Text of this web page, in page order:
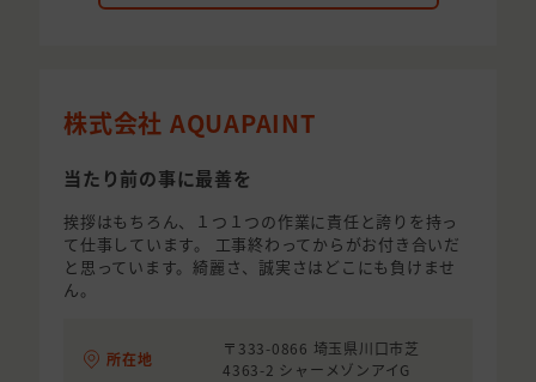
株式会社 AQUAPAINT
当たり前の事に最善を
挨拶はもちろん、１つ１つの作業に責任と誇りを持っ
て仕事しています。 工事終わってからがお付き合いだ
と思っています。綺麗さ、誠実さはどこにも負けませ
ん。
所在地
〒333-0866 埼玉県川口市芝
4363-2 シャーメゾンアイG